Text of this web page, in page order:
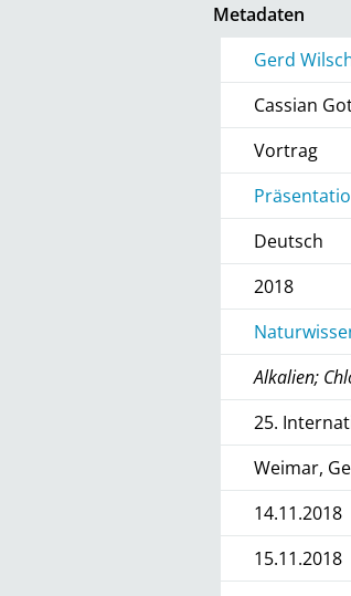
Metadaten
Gerd
Cassian
Vortrag
Deutsch
2018
Alkalien;
25.
Weimar,
14.11.2018
15.11.2018